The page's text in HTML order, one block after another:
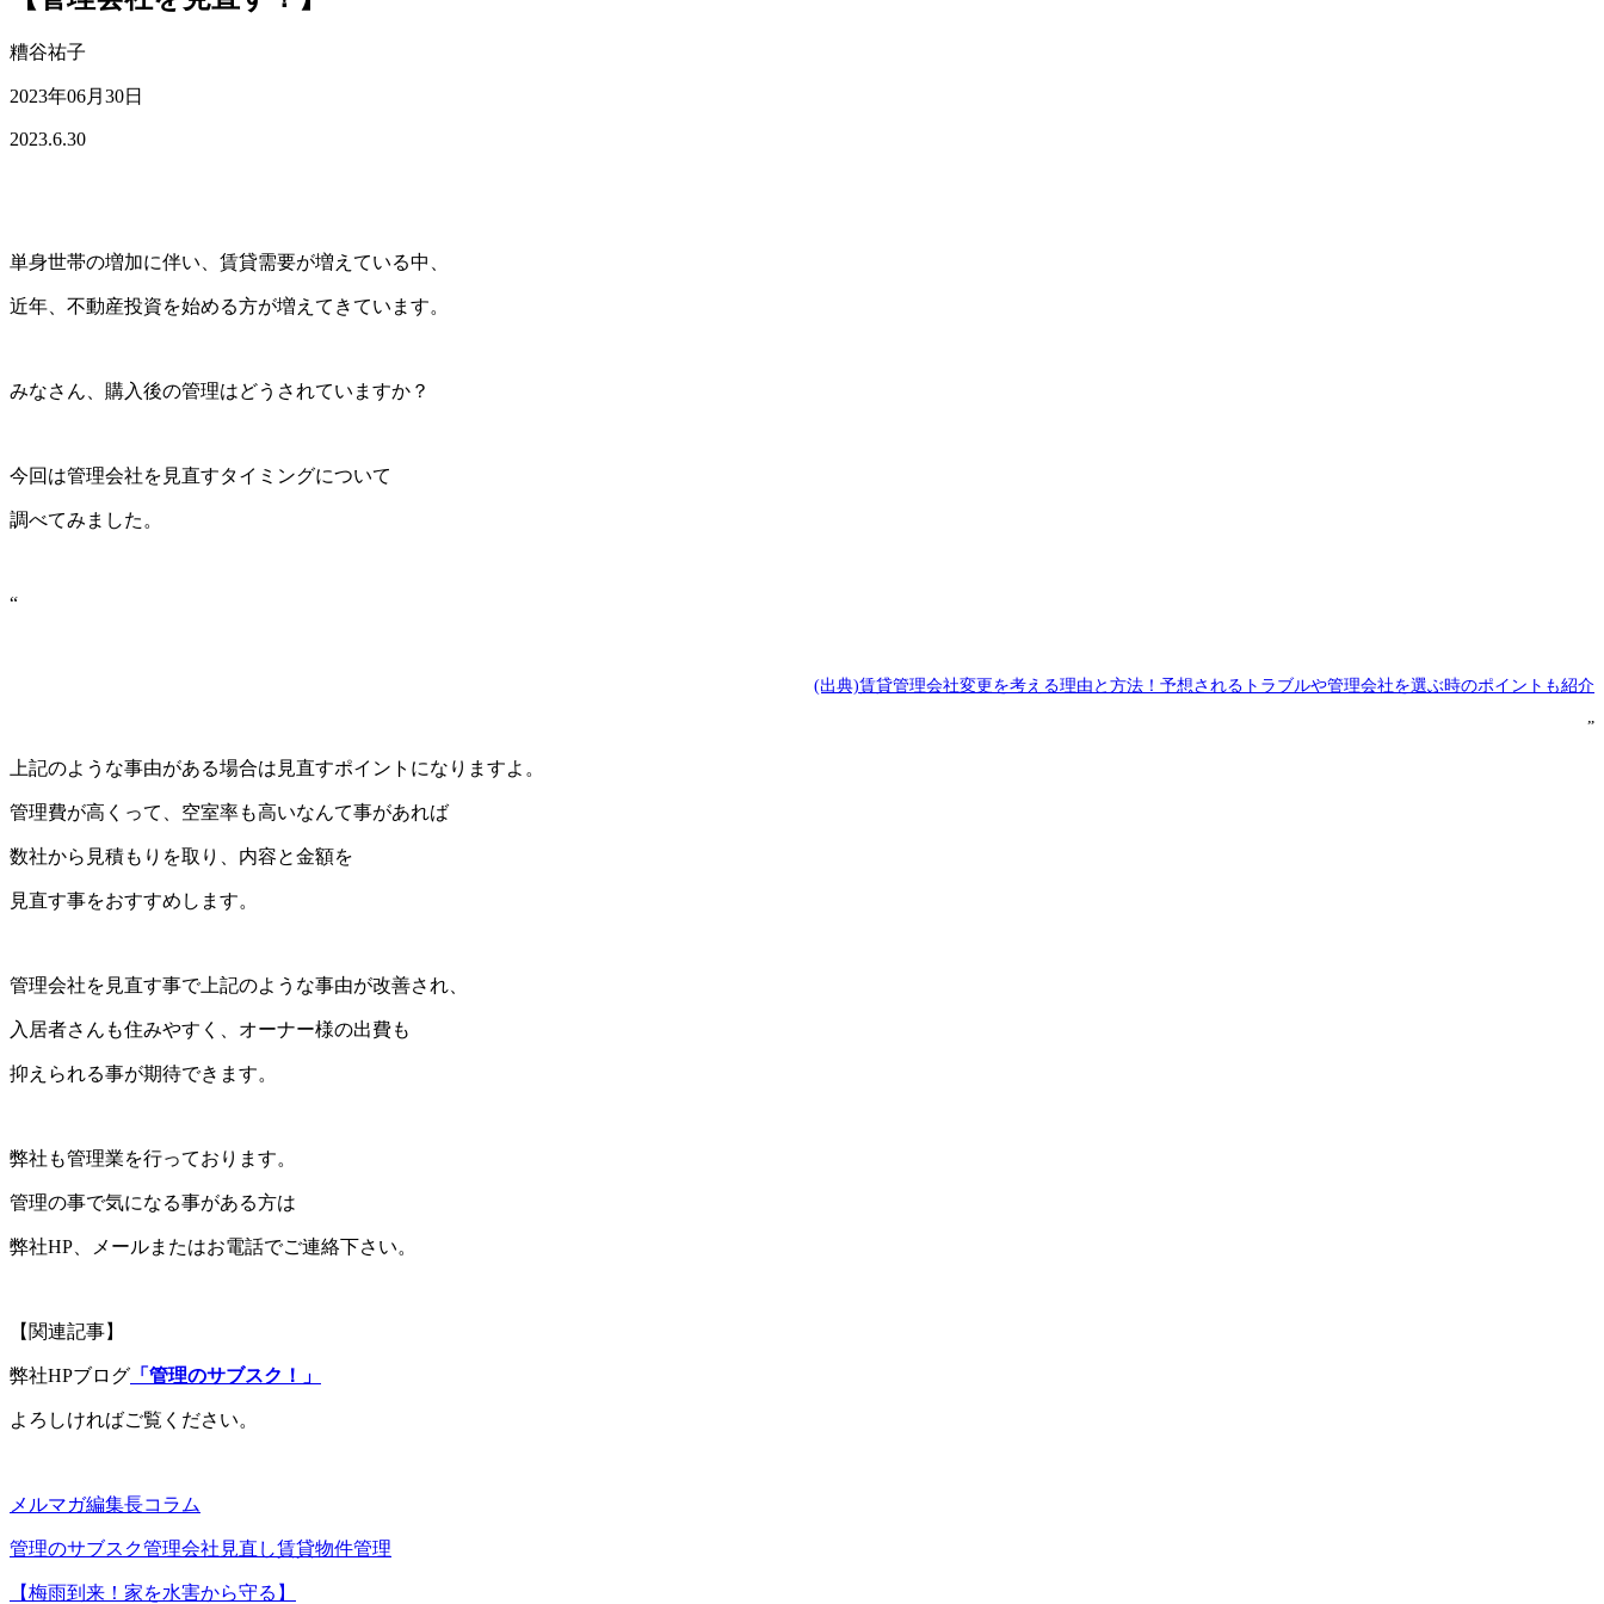
糟谷祐子
2023年06月30日
2023.6.30
単身世帯の増加に伴い、賃貸需要が増えている中、
近年、不動産投資を始める方が増えてきています。
みなさん、購入後の管理はどうされていますか？
今回は管理会社を見直すタイミングについて
調べてみました。
“
(出典)賃貸管理会社変更を考える理由と方法！予想されるトラブルや管理会社を選ぶ時のポイントも紹介
”
上記のような事由がある場合は見直すポイントになりますよ。
管理費が高くって、空室率も高いなんて事があれば
数社から見積もりを取り、内容と金額を
見直す事をおすすめします。
管理会社を見直す事で上記のような事由が改善され、
入居者さんも住みやすく、オーナー様の出費も
抑えられる事が期待できます。
弊社も管理業を行っております。
管理の事で気になる事がある方は
弊社HP、メールまたはお電話でご連絡下さい。
【関連記事】
弊社HPブログ 「管理のサブスク！」
よろしければご覧ください。
メルマガ編集長コラム
管理のサブスク管理会社見直し賃貸物件管理
【梅雨到来！家を水害から守る】